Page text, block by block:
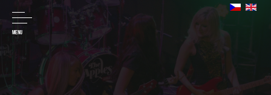
MENU